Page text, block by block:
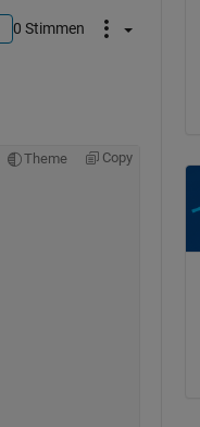
0 Stimmen
Theme Copy